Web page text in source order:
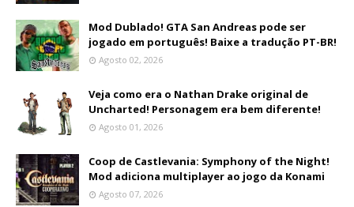
Mod Dublado! GTA San Andreas pode ser
jogado em português! Baixe a tradução PT-BR!
Agosto 02, 2026
Veja como era o Nathan Drake original de
Uncharted! Personagem era bem diferente!
Agosto 01, 2026
Coop de Castlevania: Symphony of the Night!
Mod adiciona multiplayer ao jogo da Konami
Agosto 07, 2026